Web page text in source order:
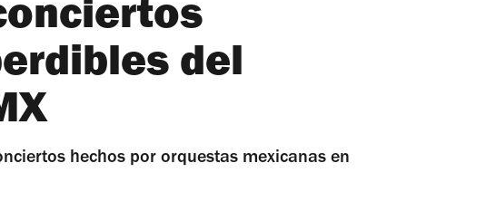
del
hechos por orquestas mexicanas en